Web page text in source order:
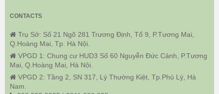
CONTACTS
Trụ Sở: Số 21 Ngõ 281 Trương Định, Tổ 9, P.Tương Mai,
Q.Hoàng Mai, Tp. Hà Nội.
VPGD 1: Chung cư HUD3 Số 60 Nguyễn Đức Cảnh, P.Tương
Mai, Q.Hoàng Mai, Hà Nội.
VPGD 2: Tầng 2, SN 317, Lý Thường Kiệt, Tp.Phủ Lý, Hà
Nam.